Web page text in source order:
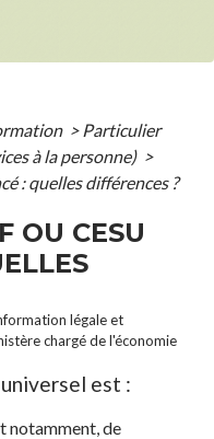
> Particulier
à la personne) >
: quelles différences ?
OU CESU
légale et
chargé de l'économie
est :
notamment, de